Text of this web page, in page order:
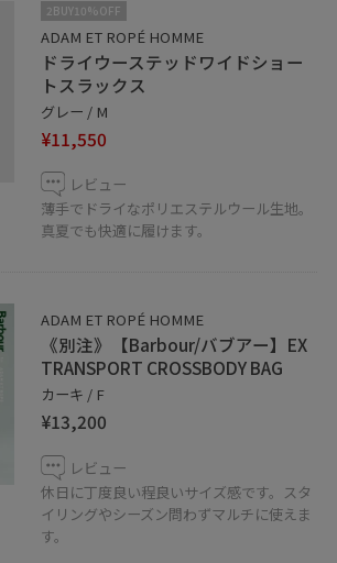
スタッフに相談は【友達だち追加】を
2BUY10%OFF
ADAM ET ROPÉ HOMME
ドライウーステッドワイドショー
トスラックス
グレー / M
¥11,550
レビュー
薄手でドライなポリエステルウール生地。
真夏でも快適に履けます。
ADAM ET ROPÉ HOMME
《別注》【Barbour/バブアー】EX
TRANSPORT CROSSBODY BAG
カーキ / F
¥13,200
レビュー
休日に丁度良い程良いサイズ感です。スタ
イリングやシーズン問わずマルチに使えま
す。